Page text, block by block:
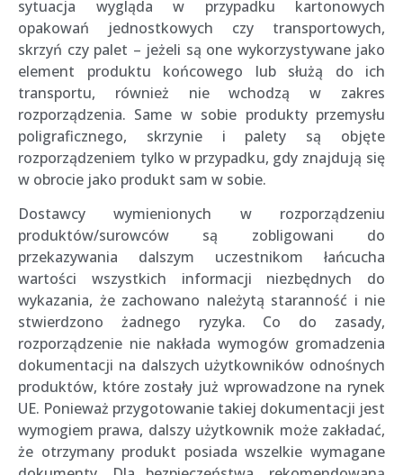
sytuacja wygląda w przypadku kartonowych
opakowań jednostkowych czy transportowych,
skrzyń czy palet – jeżeli są one wykorzystywane jako
element produktu końcowego lub służą do ich
transportu, również nie wchodzą w zakres
rozporządzenia. Same w sobie produkty przemysłu
poligraficznego, skrzynie i palety są objęte
rozporządzeniem tylko w przypadku, gdy znajdują się
w obrocie jako produkt sam w sobie.
Dostawcy wymienionych w rozporządzeniu
produktów/surowców są zobligowani do
przekazywania dalszym uczestnikom łańcucha
wartości wszystkich informacji niezbędnych do
wykazania, że zachowano należytą staranność i nie
stwierdzono żadnego ryzyka. Co do zasady,
rozporządzenie nie nakłada wymogów gromadzenia
dokumentacji na dalszych użytkowników odnośnych
produktów, które zostały już wprowadzone na rynek
UE. Ponieważ przygotowanie takiej dokumentacji jest
wymogiem prawa, dalszy użytkownik może zakładać,
że otrzymany produkt posiada wszelkie wymagane